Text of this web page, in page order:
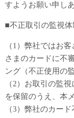
すようお願い申し
■不正取引の監視
（1）弊社ではお
さまのカードに不
ング（不正使用の
（2）お取引の監
を保留のうえ、本
（3）弊社のカー